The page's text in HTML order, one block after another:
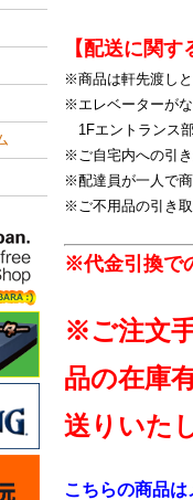
【配送に関す
※商品は軒先渡しと
※エレベーターがな
1Fエントランス
※ご自宅内への引き
※配達員が一人で
※ご不用品の引き取
※代金引換で
※ご注文
品の在庫
送りいた
こちらの商品